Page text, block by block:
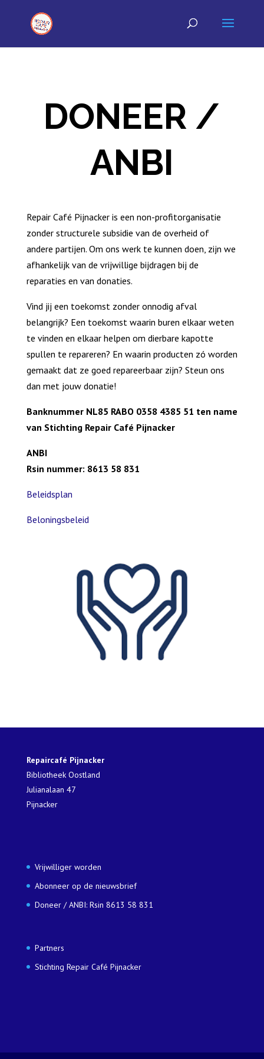
DONEER /
ANBI
Repair Café Pijnacker is een non-profitorganisatie
zonder structurele subsidie van de overheid of
andere partijen. Om ons werk te kunnen doen, zijn we
afhankelijk van de vrijwillige bijdragen bij de
reparaties en van donaties.
Vind jij een toekomst zonder onnodig afval
belangrijk? Een toekomst waarin buren elkaar weten
te vinden en elkaar helpen om dierbare kapotte
spullen te repareren? En waarin producten zó worden
gemaakt dat ze goed repareerbaar zijn? Steun ons
dan met jouw donatie!
Banknummer NL85 RABO 0358 4385 51 ten name
van Stichting Repair Café Pijnacker
ANBI
Rsin nummer: 8613 58 831
Beleidsplan
Beloningsbeleid
Repaircafé Pijnacker
Bibliotheek Oostland
Julianalaan 47
Pijnacker
Vrijwilliger worden
Abonneer op de nieuwsbrief
Doneer / ANBI: Rsin 8613 58 831
Partners
Stichting Repair Café Pijnacker